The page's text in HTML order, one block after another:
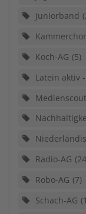
Juniorband
Kammerchor
Koch-AG 5
Latein aktiv
Radio-AG 24
Robo-AG 7
Schach-AG 1